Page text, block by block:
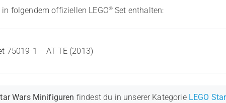
folgendem offiziellen LEGO® Set enthalten:
75019-1 – AT-TE (2013)
Wars Minifiguren findest du in unserer Kategorie LEGO